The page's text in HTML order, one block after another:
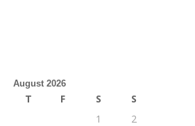
August 2026
T F S
S
1
2